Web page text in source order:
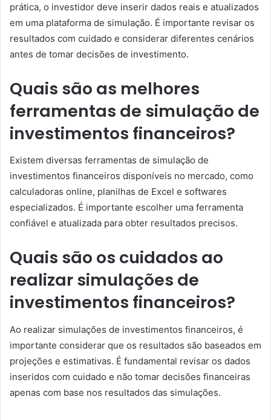
prática, o investidor deve inserir dados reais e atualizados
em uma plataforma de simulação. É importante revisar os
resultados com cuidado e considerar diferentes cenários
antes de tomar decisões de investimento.
Quais são as melhores
ferramentas de simulação de
investimentos financeiros?
Existem diversas ferramentas de simulação de
investimentos financeiros disponíveis no mercado, como
calculadoras online, planilhas de Excel e softwares
especializados. É importante escolher uma ferramenta
confiável e atualizada para obter resultados precisos.
Quais são os cuidados ao
realizar simulações de
investimentos financeiros?
Ao realizar simulações de investimentos financeiros, é
importante considerar que os resultados são baseados em
projeções e estimativas. É fundamental revisar os dados
inseridos com cuidado e não tomar decisões financeiras
apenas com base nos resultados das simulações.